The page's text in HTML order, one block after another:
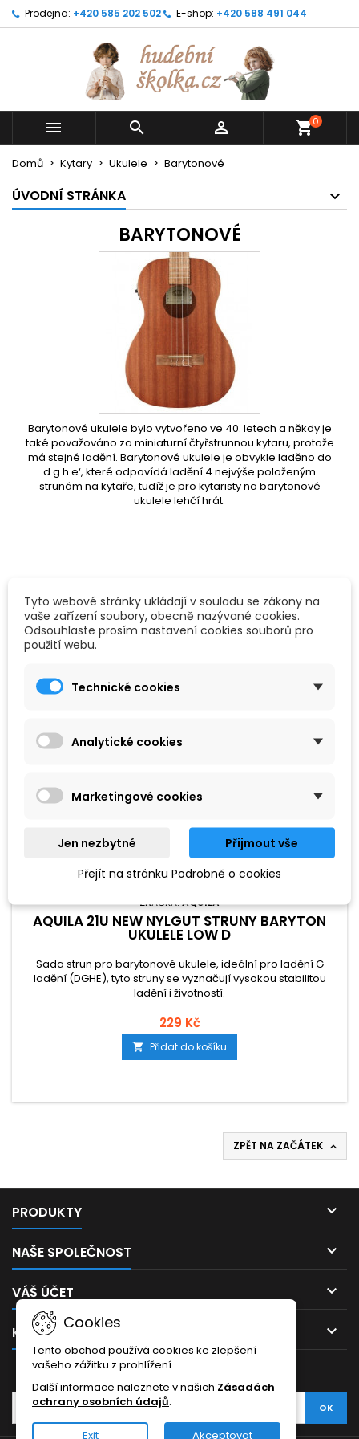
Prodejna: +420 585 202 502 E-shop: +420 588 491 044
   shopping_cart0
Domů Kytary Ukulele Barytonové
ÚVODNÍ STRÁNKA
BARYTONOVÉ
Barytonové ukulele bylo vytvořeno ve 40. letech a někdy je
také považováno za miniaturní čtyřstrunnou kytaru, protože
má stejné ladění. Barytonové ukulele je obvykle laděno do
d g h e‘, které odpovídá ladění 4 nejvýše položeným
strunám na kytaře, tudíž je pro kytaristy na barytonové
ukulele lehčí hrát.
Vybrat  FILTROVAT
ZNAČKA:AQUILA
AQUILA 21U NEW NYLGUT STRUNY BARYTON
UKULELE LOW D
Sada strun pro barytonové ukulele, ideální pro ladění G
ladění (DGHE), tyto struny se vyznačují vysokou stabilitou
ladění i životností.
229 Kč
 Přidat do košíku
ZPĚT NA ZAČÁTEK 
PRODUKTY 
NAŠE SPOLEČNOST 
VÁŠ ÚČET 
KONTAKT 
Cookies
Tento obchod používá cookies ke zlepšení
vašeho zážitku z prohlížení.
Další informace naleznete v našich Zásadách
ochrany osobních údajů.
Exit Akceptovat
ODBĚR NOVINEK
Tyto webové stránky ukládají v souladu se zákony na
vaše zařízení soubory, obecně nazývané cookies.
Odsouhlaste prosím nastavení cookies souborů pro
použití webu.
Technické cookies
Analytické cookies
Marketingové cookies
Jen nezbytné
Přijmout vše
Přejít na stránku Podrobně o cookies